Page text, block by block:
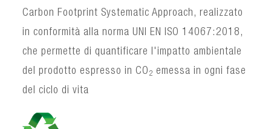
Carbon Footprint Systematic Approach, realizzato
in conformità alla norma UNI EN ISO 14067:2018,
che permette di quantificare l'impatto ambientale
del prodotto espresso in CO 2 emessa in ogni fase
del ciclo di vita